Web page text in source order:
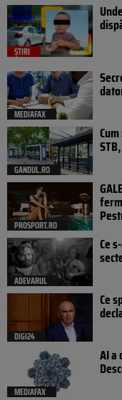
ȘTIRI
MEDIAFAX
GANDUL.RO
PROSPORT.RO
ADEVARUL
Ce
DIGI24
Ce
MEDIAFAX
AI